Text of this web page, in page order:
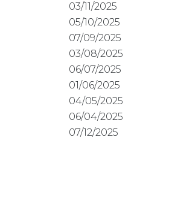
03/11/2025
05/10/2025
07/09/2025
03/08/2025
06/07/2025
01/06/2025
04/05/2025
06/04/2025
07/12/2025